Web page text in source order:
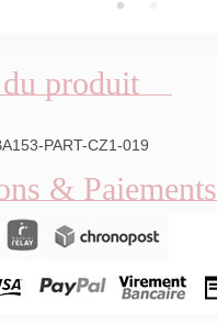
produit
PART-CZ1-019
& Paiements